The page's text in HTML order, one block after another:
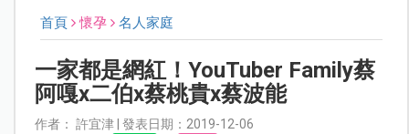
首頁 懷孕 名人家庭
一家都是網紅！YouTuber Family蔡
阿嘎x二伯x蔡桃貴x蔡波能
作者： 許宜津 | 發表日期：2019-12-06